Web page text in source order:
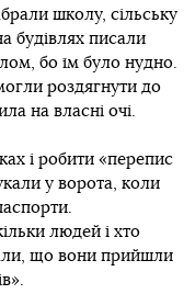
школу, сільську
будівлях писали
бо їм було нудно.
роздягнути до
на власні очі.
і робити «перепис
у ворота, коли
людей і хто
що вони прийшли